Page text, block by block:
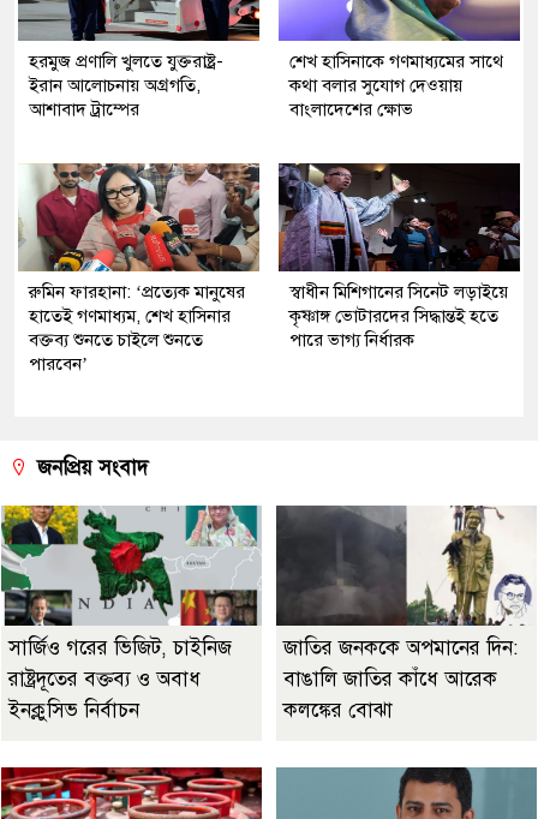
হরমুজ প্রণালি খুলতে যুক্তরাষ্ট্র-
ইরান আলোচনায় অগ্রগতি,
আশাবাদ ট্রাম্পের
শেখ হাসিনাকে গণমাধ্যমের সাথে
কথা বলার সুযোগ দেওয়ায়
বাংলাদেশের ক্ষোভ
রুমিন ফারহানা: ‘প্রত্যেক মানুষের
হাতেই গণমাধ্যম, শেখ হাসিনার
বক্তব্য শুনতে চাইলে শুনতে
পারবেন’
স্বাধীন মিশিগানের সিনেট লড়াইয়ে
কৃষ্ণাঙ্গ ভোটারদের সিদ্ধান্তই হতে
পারে ভাগ্য নির্ধারক
জনপ্রিয় সংবাদ
সার্জিও গরের ভিজিট, চাইনিজ
রাষ্ট্রদূতের বক্তব্য ও অবাধ
ইনক্লুসিভ নির্বাচন
জাতির জনককে অপমানের দিন:
বাঙালি জাতির কাঁধে আরেক
কলঙ্কের বোঝা